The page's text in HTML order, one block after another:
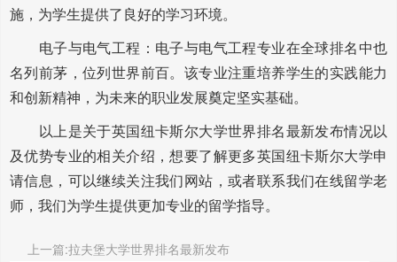
施，为学生提供了良好的学习环境。
电子与电气工程：电子与电气工程专业在全球排名中也
名列前茅，位列世界前百。该专业注重培养学生的实践能力
和创新精神，为未来的职业发展奠定坚实基础。
以上是关于英国纽卡斯尔大学世界排名最新发布情况以
及优势专业的相关介绍，想要了解更多英国纽卡斯尔大学申
请信息，可以继续关注我们网站，或者联系我们在线留学老
师，我们为学生提供更加专业的留学指导。
上一篇:拉夫堡大学世界排名最新发布